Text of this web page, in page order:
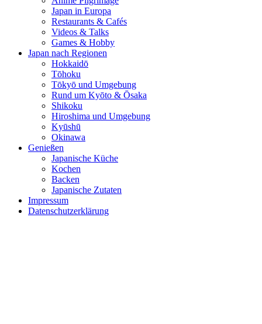
Japan in Europa
Restaurants & Cafés
Videos & Talks
Games & Hobby
Japan nach Regionen
Hokkaidō
Tōhoku
Tōkyō und Umgebung
Rund um Kyōto & Ōsaka
Shikoku
Hiroshima und Umgebung
Kyūshū
Okinawa
Genießen
Japanische Küche
Kochen
Backen
Japanische Zutaten
Impressum
Datenschutzerklärung